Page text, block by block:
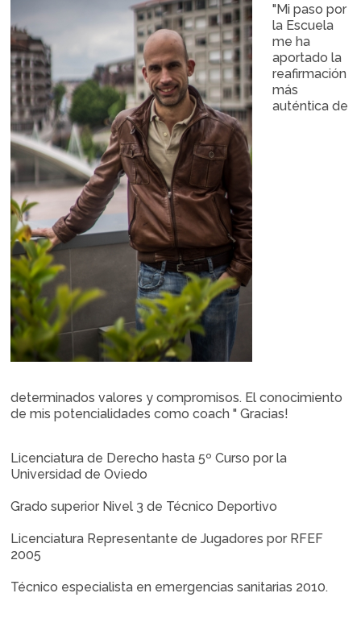
"Mi paso por
la Escuela
me ha
aportado la
reafirmación
más
auténtica de
determinados valores y compromisos. El conocimiento
de mis potencialidades como coach " Gracias!
Licenciatura de Derecho hasta 5º Curso por la
Universidad de Oviedo
Grado superior Nivel 3 de Técnico Deportivo
Licenciatura Representante de Jugadores por RFEF
2005
Técnico especialista en emergencias sanitarias 2010.